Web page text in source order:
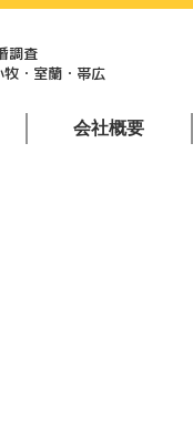
調査
・室蘭・帯広
会社概要